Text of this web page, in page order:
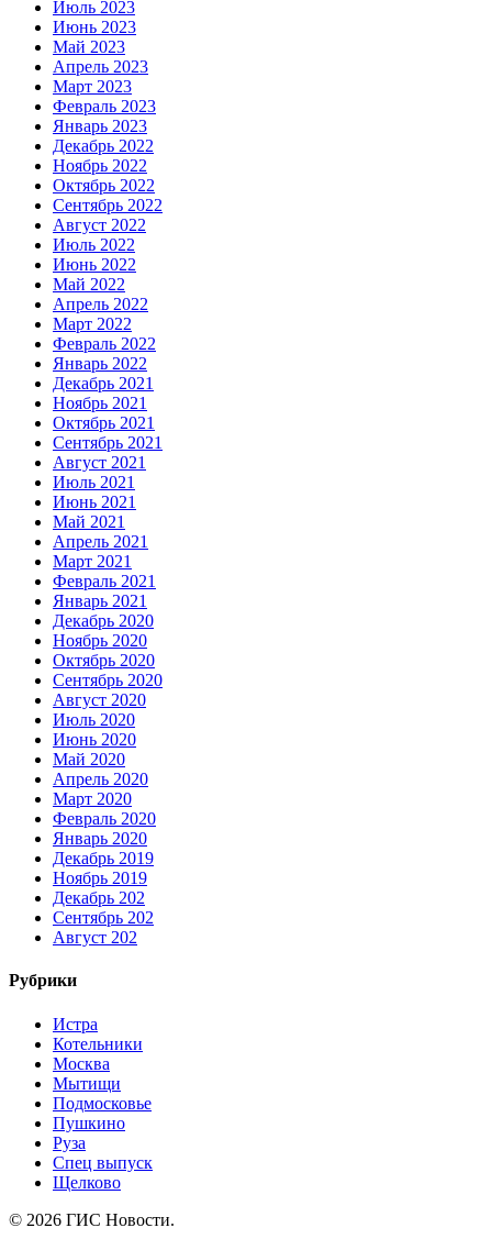
Июль 2023
Июнь 2023
Май 2023
Апрель 2023
Март 2023
Февраль 2023
Январь 2023
Декабрь 2022
Ноябрь 2022
Октябрь 2022
Сентябрь 2022
Август 2022
Июль 2022
Июнь 2022
Май 2022
Апрель 2022
Март 2022
Февраль 2022
Январь 2022
Декабрь 2021
Ноябрь 2021
Октябрь 2021
Сентябрь 2021
Август 2021
Июль 2021
Июнь 2021
Май 2021
Апрель 2021
Март 2021
Февраль 2021
Январь 2021
Декабрь 2020
Ноябрь 2020
Октябрь 2020
Сентябрь 2020
Август 2020
Июль 2020
Июнь 2020
Май 2020
Апрель 2020
Март 2020
Февраль 2020
Январь 2020
Декабрь 2019
Ноябрь 2019
Декабрь 202
Сентябрь 202
Август 202
Рубрики
Истра
Котельники
Москва
Мытищи
Подмосковье
Пушкино
Руза
Спец выпуск
Щелково
© 2026 ГИС Новости.